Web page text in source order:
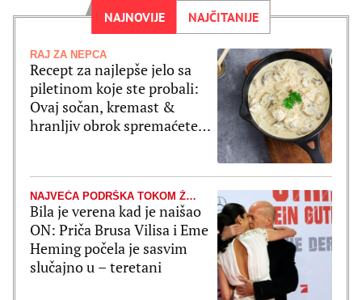
NAJNOVIJE NAJČITANIJE
RAJ ZA NEPCA
Recept za najlepše jelo sa
piletinom koje ste probali:
Ovaj sočan, kremast &
hranljiv obrok spremaćete
NAJVEĆA PODRŠKA TOKOM ŽIVOTNE BORBE
Bila je verena kad je naišao
ON: Priča Brusa Vilisa i Eme
Heming počela je sasvim
slučajno u – teretani